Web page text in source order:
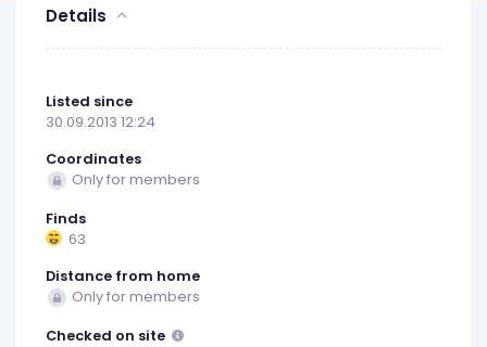
Details
Listed since
30.09.2013 12:24
Coordinates
Only for members
Finds
63
Distance from home
Only for members
Checked on site